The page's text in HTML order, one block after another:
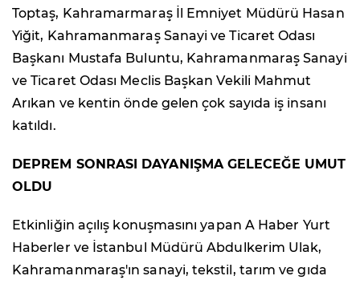
Toptaş, Kahramarmaraş İl Emniyet Müdürü Hasan
Yiğit, Kahramanmaraş Sanayi ve Ticaret Odası
Başkanı Mustafa Buluntu, Kahramanmaraş Sanayi
ve Ticaret Odası Meclis Başkan Vekili Mahmut
Arıkan ve kentin önde gelen çok sayıda iş insanı
katıldı.
DEPREM SONRASI DAYANIŞMA GELECEĞE UMUT
OLDU
Etkinliğin açılış konuşmasını yapan A Haber Yurt
Haberler ve İstanbul Müdürü Abdulkerim Ulak,
Kahramanmaraş'ın sanayi, tekstil, tarım ve gıda